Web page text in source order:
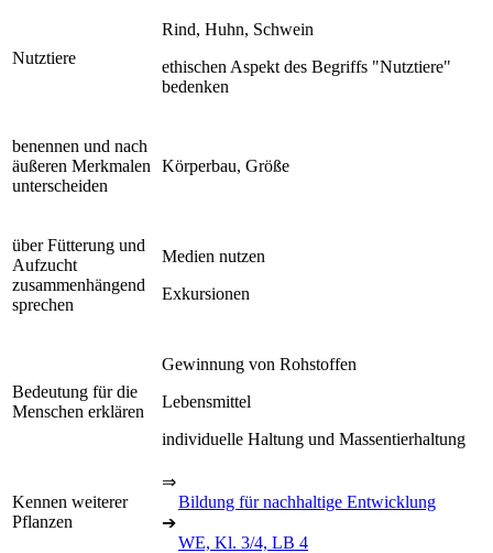
Nutztiere
Rind, Huhn, Schwein
ethischen Aspekt des Begriffs "Nutztiere"
bedenken
benennen und nach
äußeren Merkmalen
unterscheiden
Körperbau, Größe
über Fütterung und
Aufzucht
zusammenhängend
sprechen
Medien nutzen
Exkursionen
Bedeutung für die
Menschen erklären
Gewinnung von Rohstoffen
Lebensmittel
individuelle Haltung und Massentierhaltung
Kennen weiterer
Pflanzen
⇒
Bildung für nachhaltige Entwicklung
➔
WE, Kl. 3/4, LB 4